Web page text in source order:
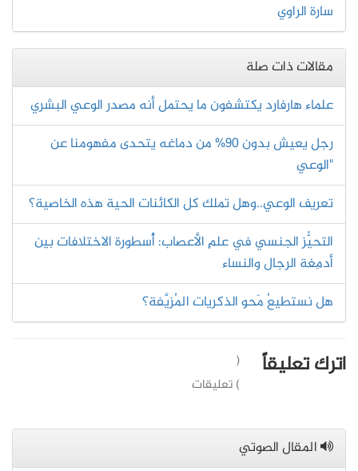
سارة الراوي
مقالات ذات صلة
علماء هارفارد يكتشفون ما يحتمل أنه مصدر الوعي البشري
رجل يعيش بدون 90% من دماغه يتحدى مفهومنا عن
"الوعي
تعريف الوعي..وهل تملك كل الكائنات الحية هذه الخاصية؟
التحيُّز الجنسي في علمِ الأعصاب: أُسطورة الاختلافات بين
أدمِغة الرجال والنساء
هل نستطيعُ مَحو الذكريات المُزيَّفة؟
اترك تعليقاً
(
) تعليقات
المقال الصوتي